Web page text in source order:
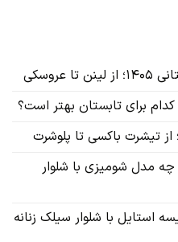
برای تابستان بهتر است؟
تیشرت باکسی تا پلوشرت
مدل شومیزی با شلوار
استایل با شلوار سیلک زنانه